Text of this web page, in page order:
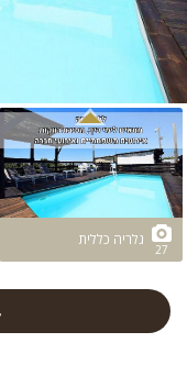
27
גלריה כללית